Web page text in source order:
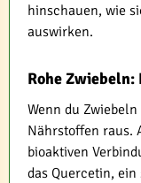
hinschauen, wie
auswirken.
Rohe
Wenn du
Nährstoffen raus.
bioaktiven
das Quercetin,